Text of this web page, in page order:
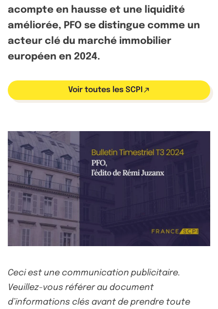
acompte en hausse et une liquidité
améliorée, PFO se distingue comme un
acteur clé du marché immobilier
européen en 2024.
Voir toutes les SCPI
Ceci est une communication publicitaire.
Veuillez-vous référer au document
d’informations clés avant de prendre toute